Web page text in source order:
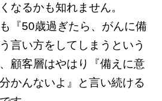
なるかも知れません。
『50歳過ぎたら、がんに備
言い方をしてしまうという
顧客層はやはり『備えに意
かんないよ』と言い続ける